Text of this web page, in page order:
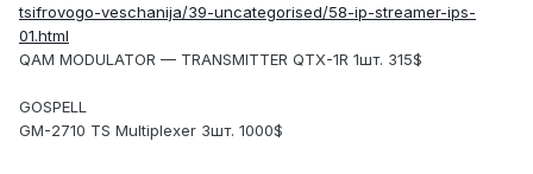
tsifrovogo-veschanija/39-uncategorised/58-ip-streamer-ips-
01.html
QAM MODULATOR — TRANSMITTER QTX-1R 1шт. 315$
GOSPELL
GM-2710 TS Multiplexer 3шт. 1000$